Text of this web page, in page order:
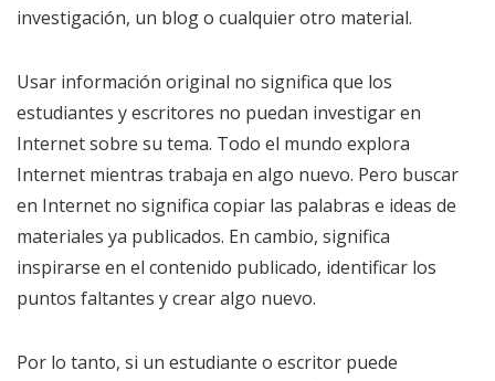
investigación, un blog o cualquier otro material.
Usar información original no significa que los
estudiantes y escritores no puedan investigar en
Internet sobre su tema. Todo el mundo explora
Internet mientras trabaja en algo nuevo. Pero buscar
en Internet no significa copiar las palabras e ideas de
materiales ya publicados. En cambio, significa
inspirarse en el contenido publicado, identificar los
puntos faltantes y crear algo nuevo.
Por lo tanto, si un estudiante o escritor puede